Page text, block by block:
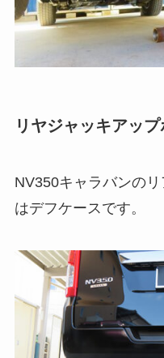
リヤジャッキアップ
NV350キャラバンの
はデフケースです。